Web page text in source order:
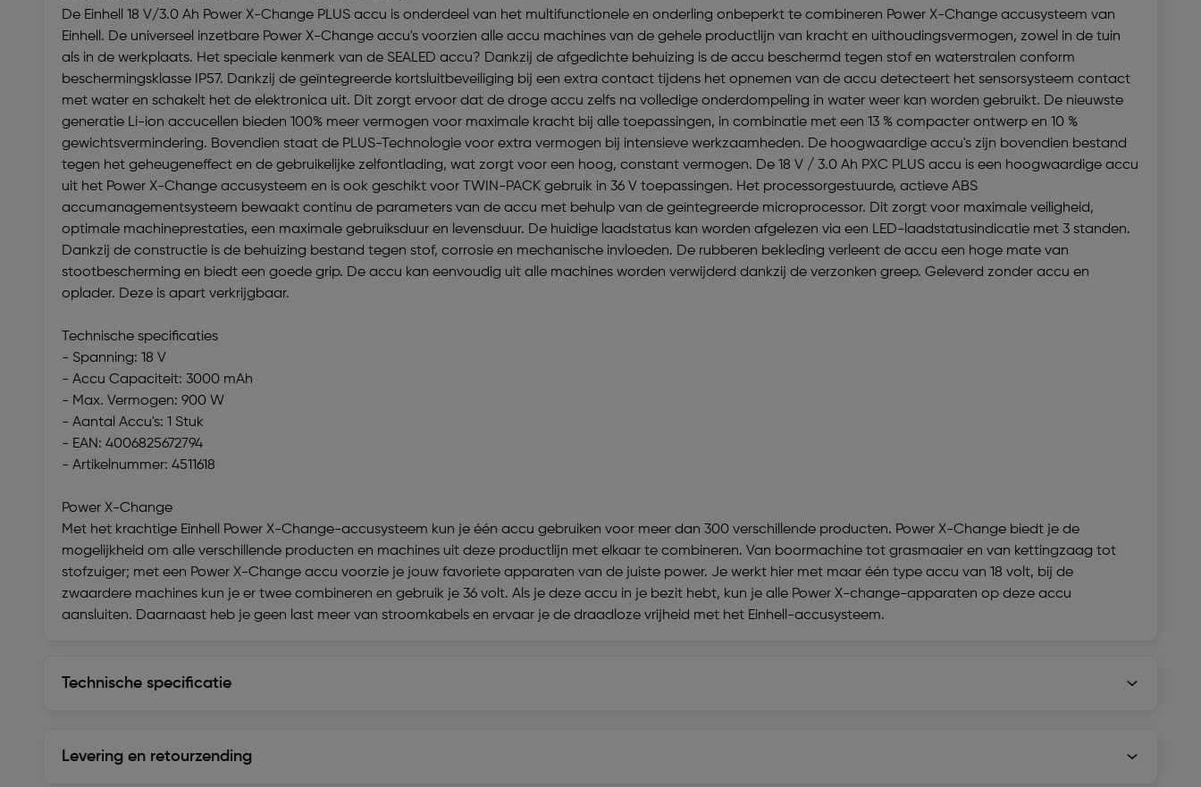
De Einhell 18 V/3.0 Ah Power X-Change PLUS accu is onderdeel van het multifunctionele en onderling onbeperkt te combineren Power X-Change accusysteem van
Einhell. De universeel inzetbare Power X-Change accu's voorzien alle accu machines van de gehele productlijn van kracht en uithoudingsvermogen, zowel in de tuin
als in de werkplaats. Het speciale kenmerk van de SEALED accu? Dankzij de afgedichte behuizing is de accu beschermd tegen stof en waterstralen conform
beschermingsklasse IP57. Dankzij de geïntegreerde kortsluitbeveiliging bij een extra contact tijdens het opnemen van de accu detecteert het sensorsysteem contact
met water en schakelt het de elektronica uit. Dit zorgt ervoor dat de droge accu zelfs na volledige onderdompeling in water weer kan worden gebruikt. De nieuwste
generatie Li-ion accucellen bieden 100% meer vermogen voor maximale kracht bij alle toepassingen, in combinatie met een 13 % compacter ontwerp en 10 %
gewichtsvermindering. Bovendien staat de PLUS-Technologie voor extra vermogen bij intensieve werkzaamheden. De hoogwaardige accu's zijn bovendien bestand
tegen het geheugeneffect en de gebruikelijke zelfontlading, wat zorgt voor een hoog, constant vermogen. De 18 V / 3.0 Ah PXC PLUS accu is een hoogwaardige accu
uit het Power X-Change accusysteem en is ook geschikt voor TWIN-PACK gebruik in 36 V toepassingen. Het processorgestuurde, actieve ABS
accumanagementsysteem bewaakt continu de parameters van de accu met behulp van de geïntegreerde microprocessor. Dit zorgt voor maximale veiligheid,
optimale machineprestaties, een maximale gebruiksduur en levensduur. De huidige laadstatus kan worden afgelezen via een LED-laadstatusindicatie met 3 standen.
Dankzij de constructie is de behuizing bestand tegen stof, corrosie en mechanische invloeden. De rubberen bekleding verleent de accu een hoge mate van
stootbescherming en biedt een goede grip. De accu kan eenvoudig uit alle machines worden verwijderd dankzij de verzonken greep. Geleverd zonder accu en
oplader. Deze is apart verkrijgbaar.
Technische specificaties
- Spanning: 18 V
- Accu Capaciteit: 3000 mAh
- Max. Vermogen: 900 W
- Aantal Accu's: 1 Stuk
- EAN: 4006825672794
- Artikelnummer: 4511618
Power X-Change
Met het krachtige Einhell Power X-Change-accusysteem kun je één accu gebruiken voor meer dan 300 verschillende producten. Power X-Change biedt je de
mogelijkheid om alle verschillende producten en machines uit deze productlijn met elkaar te combineren. Van boormachine tot grasmaaier en van kettingzaag tot
stofzuiger; met een Power X-Change accu voorzie je jouw favoriete apparaten van de juiste power. Je werkt hier met maar één type accu van 18 volt, bij de
zwaardere machines kun je er twee combineren en gebruik je 36 volt. Als je deze accu in je bezit hebt, kun je alle Power X-change-apparaten op deze accu
aansluiten. Daarnaast heb je geen last meer van stroomkabels en ervaar je de draadloze vrijheid met het Einhell-accusysteem.
Technische specificatie
Levering en retourzending